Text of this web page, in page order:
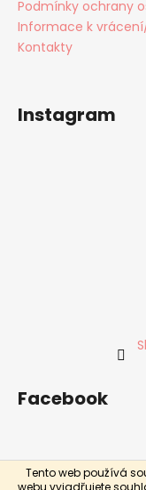
Tento web používá
Podmínky ochrany
Informace k
Kontakty
Instagram
Facebook